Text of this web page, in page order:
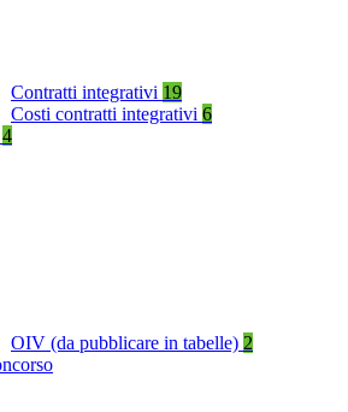
Contratti integrativi 19
Costi contratti integrativi 6
4
OIV (da pubblicare in tabelle) 2